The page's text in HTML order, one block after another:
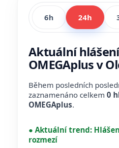
6h 24h
Aktuální
OMEGAplus v
Během posledních
zaznamenáno celkem 0
OMEGAplus.
● Aktuální trend:
rozmezí